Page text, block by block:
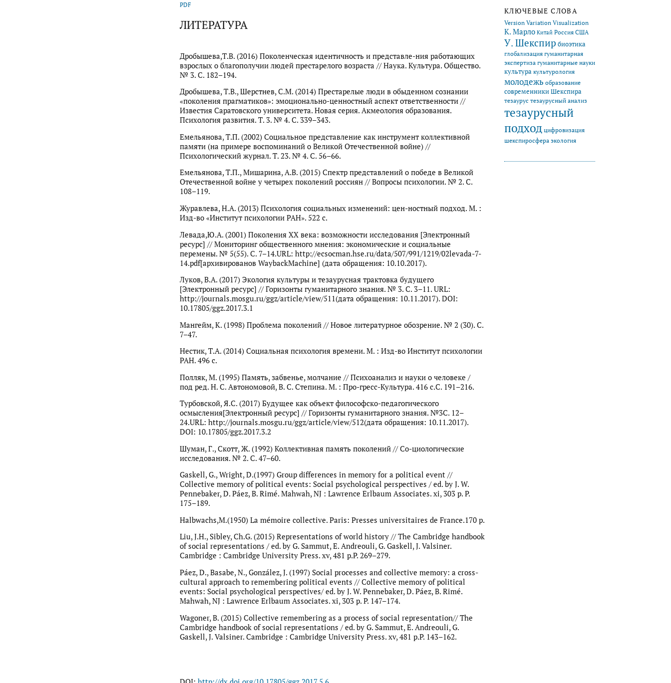
КЛЮЧЕВЫЕ СЛОВА
Version Variation Visualization
К. Марло Китай Россия США
У. Шекспир биоэтика
глобализациягуманитарная
экспертиза гуманитарные науки
культура культурология
молодежь образование
современники Шекспира
тезаурус тезаурусный анализ
тезаурусный
подход цифровизация
шекспиросфера экология
PDF
ЛИТЕРАТУРА
Дробышева,Т.В. (2016) Поколенческая идентичность и представле-ния работающих
взрослых о благополучии людей престарелого возраста // Наука. Культура. Общество.
№ 3. С. 182–194.
Дробышева, Т.В., Шерстнев, С.М. (2014) Престарелые люди в обыденном сознании
«поколения прагматиков»: эмоционально-ценностный аспект ответственности //
Известия Саратовского университета. Новая серия. Акмеология образования.
Психология развития. Т. 3. № 4. С. 339–343.
Емельянова, Т.П. (2002) Социальное представление как инструмент коллективной
памяти (на примере воспоминаний о Великой Отечественной войне) //
Психологический журнал. Т. 23. № 4. С. 56–66.
Емельянова, Т.П., Мишарина, А.В. (2015) Спектр представлений о победе в Великой
Отечественной войне у четырех поколений россиян // Вопросы психологии. № 2. С.
108–119.
Журавлева, Н.А. (2013) Психология социальных изменений: цен-ностный подход. М. :
Изд-во «Институт психологии РАН». 522 с.
Левада,Ю.А. (2001) Поколения XX века: возможности исследования [Электронный
ресурс] // Мониторинг общественного мнения: экономические и социальные
перемены. № 5(55). С. 7–14.URL: http://ecsocman.hse.ru/data/507/991/1219/02levada-7-
14.pdf[архивированов WaybackMachine] (дата обращения: 10.10.2017).
Луков, В.А. (2017) Экология культуры и тезаурусная трактовка будущего
[Электронный ресурс] // Горизонты гуманитарного знания. № 3. С. 3–11. URL:
http://journals.mosgu.ru/ggz/article/view/511(дата обращения: 10.11.2017). DOI:
10.17805/ggz.2017.3.1
Мангейм, К. (1998) Проблема поколений // Новое литературное обозрение. № 2 (30). С.
7–47.
Нестик, Т.А. (2014) Социальная психология времени. М. : Изд-во Институт психологии
РАН. 496 с.
Полляк, М. (1995) Память, забвенье, молчание // Психоанализ и науки о человеке /
под ред. Н. С. Автономовой, В. С. Степина. М. : Про-гресс-Культура. 416 с.С. 191–216.
Турбовской, Я.С. (2017) Будущее как объект философско-педагогического
осмысления[Электронный ресурс] // Горизонты гуманитарного знания. №3С. 12–
24.URL: http://journals.mosgu.ru/ggz/article/view/512(дата обращения: 10.11.2017).
DOI: 10.17805/ggz.2017.3.2
Шуман, Г., Скотт, Ж. (1992) Коллективная память поколений // Со-циологические
исследования. № 2. С. 47–60.
Gaskell, G., Wright, D.(1997) Group differences in memory for a political event //
Collective memory of political events: Social psychological perspectives / ed. by J. W.
Pennebaker, D. Páez, B. Rimé. Mahwah, NJ : Lawrence Erlbaum Associates. xi, 303 p. P.
175–189.
Halbwachs,M.(1950) La mémoire collective. Paris: Presses universitaires de France.170 р.
Liu, J.H., Sibley, Ch.G. (2015) Representations of world history // The Cambridge handbook
of social representations / ed. by G. Sammut, E. Andreouli, G. Gaskell, J. Valsiner.
Cambridge : Cambridge University Press. xv, 481 p.P. 269–279.
Páez, D., Basabe, N., González, J. (1997) Social processes and collective memory: a cross-
cultural approach to remembering political events // Collective memory of political
events: Social psychological perspectives/ ed. by J. W. Pennebaker, D. Páez, B. Rimé.
Mahwah, NJ : Lawrence Erlbaum Associates. xi, 303 p. P. 147–174.
Wagoner, B. (2015) Collective remembering as a process of social representation// The
Cambridge handbook of social representations / ed. by G. Sammut, E. Andreouli, G.
Gaskell, J. Valsiner. Cambridge : Cambridge University Press. xv, 481 p.P. 143–162.